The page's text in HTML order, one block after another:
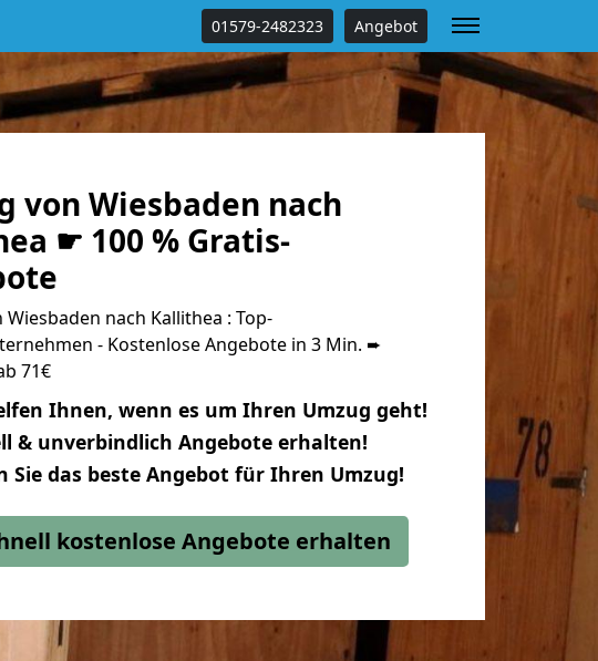
01579-2482323 Angebot
von Wiesbaden nach
☛ 100 % Gratis-
Wiesbaden nach Kallithea : Top-
- Kostenlose Angebote in 3 Min. ➨
71€
Ihnen, wenn es um Ihren Umzug geht!
& unverbindlich Angebote erhalten!
Sie das beste Angebot für Ihren Umzug!
kostenlose Angebote erhalten